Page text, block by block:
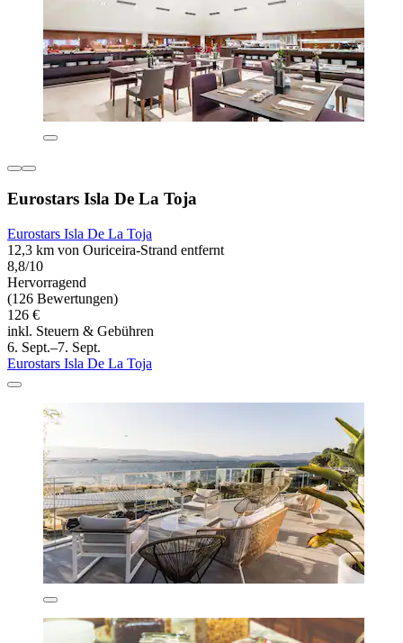
Eurostars Isla De La Toja
Eurostars Isla De La Toja
12,3 km von Ouriceira-Strand entfernt
8,8/10
Hervorragend
(126 Bewertungen)
126 €
inkl. Steuern & Gebühren
6. Sept.–7. Sept.
Eurostars Isla De La Toja